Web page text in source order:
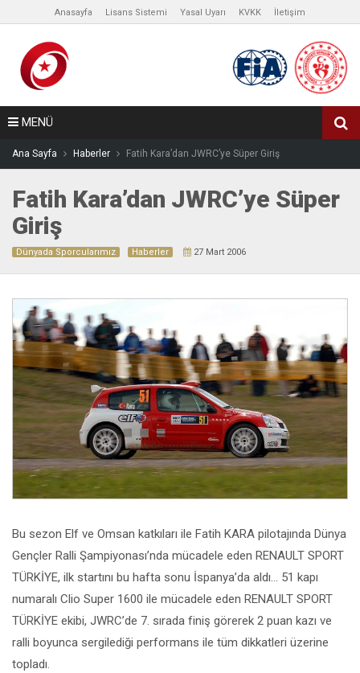
Anasayfa Lisans Sistemi Yasal Uyarı KVKK İletişim
MENÜ
Ana Sayfa Haberler Fatih Kara’dan JWRC’ye Süper Giriş
Fatih Kara’dan JWRC’ye Süper
Giriş
Dünyada Sporcularımız Haberler 27 Mart 2006
Bu sezon Elf ve Omsan katkıları ile Fatih KARA pilotajında Dünya
Gençler Ralli Şampiyonası’nda mücadele eden RENAULT SPORT
TÜRKİYE, ilk startını bu hafta sonu İspanya’da aldı… 51 kapı
numaralı Clio Super 1600 ile mücadele eden RENAULT SPORT
TÜRKİYE ekibi, JWRC’de 7. sırada finiş görerek 2 puan kazı ve
ralli boyunca sergilediği performans ile tüm dikkatleri üzerine
topladı.